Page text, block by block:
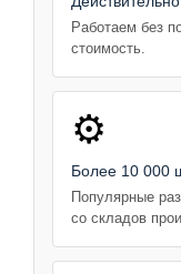
Работаем без
стоимость.
⚙️
Более 10 000
Популярные
со складов